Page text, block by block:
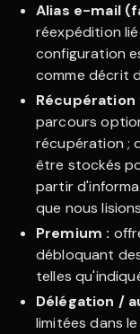
Alias e-mail
réexpédition
configuration
comme décrit
parcours
récupération ;
être stockés
partir
que nous
Premium :
débloquant
telles
Délégation /
limitées dans